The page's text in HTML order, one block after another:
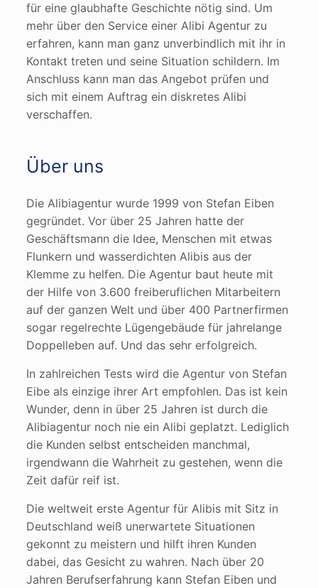
für eine glaubhafte Geschichte nötig sind. Um
mehr über den Service einer Alibi Agentur zu
erfahren, kann man ganz unverbindlich mit ihr in
Kontakt treten und seine Situation schildern. Im
Anschluss kann man das Angebot prüfen und
sich mit einem Auftrag ein diskretes Alibi
verschaffen.
Über uns
Die Alibiagentur wurde 1999 von Stefan Eiben
gegründet. Vor über 25 Jahren hatte der
Geschäftsmann die Idee, Menschen mit etwas
Flunkern und wasserdichten Alibis aus der
Klemme zu helfen. Die Agentur baut heute mit
der Hilfe von 3.600 freiberuflichen Mitarbeitern
auf der ganzen Welt und über 400 Partnerfirmen
sogar regelrechte Lügengebäude für jahrelange
Doppelleben auf. Und das sehr erfolgreich.
In zahlreichen Tests wird die Agentur von Stefan
Eibe als einzige ihrer Art empfohlen. Das ist kein
Wunder, denn in über 25 Jahren ist durch die
Alibiagentur noch nie ein Alibi geplatzt. Lediglich
die Kunden selbst entscheiden manchmal,
irgendwann die Wahrheit zu gestehen, wenn die
Zeit dafür reif ist.
Die weltweit erste Agentur für Alibis mit Sitz in
Deutschland weiß unerwartete Situationen
gekonnt zu meistern und hilft ihren Kunden
dabei, das Gesicht zu wahren. Nach über 20
Jahren Berufserfahrung kann Stefan Eiben und